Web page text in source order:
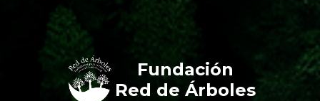
Fundación
Red de Árboles